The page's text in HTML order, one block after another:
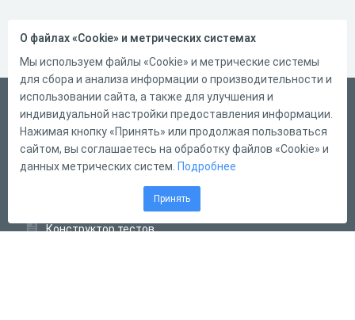
Русский
Справка
Форма обратной связи
Конструктор тестов
О файлах «Cookie» и метрических системах
Мы используем файлы «Cookie» и метрические системы
для сбора и анализа информации о производительности и
использовании сайта, а также для улучшения и
индивидуальной настройки предоставления информации.
Нажимая кнопку «Принять» или продолжая пользоваться
сайтом, вы соглашаетесь на обработку файлов «Cookie» и
данных метрических систем. Подробнее
Принять